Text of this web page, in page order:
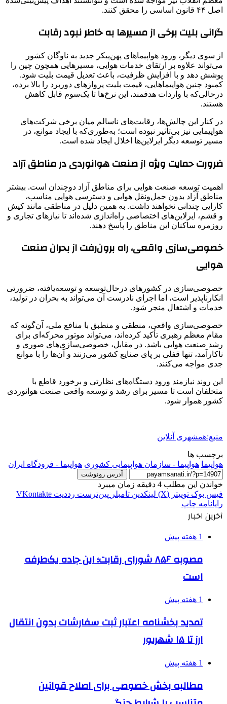
اصل ۴۴ قانون اساسی را محقق کنند.
گرانی بلیت برخی از مسیرها به خاطر نبود رقابت
از سوی دیگر، ورود هواپیماهای پهن‌پیکر جدید به ناوگان کشور
می‌تواند علاوه بر ارتقای خدمات هوایی، مسیرهایی همچون چین را
پوشش دهد و با افزایش ظرفیت، باعث تعدیل قیمت بلیت شود.
کمبود چنین هواپیماهایی، قیمت بلیت پروازهای دوربرد را بالا برده،
درحالی‌که با واردات هدفمند، این نرخ‌ها تا یک‌سوم قابل کاهش
هستند.
در کنار این چالش‌ها، رقابت‌های ناسالم میان برخی شرکت‌های
هواپیمایی نیز بی‌تأثیر نبوده است؛ به‌طوری‌که با ایجاد موانع، در
مسیر توسعه دیگر ایرلاین‌ها اخلال ایجاد شده است.
ضرورت حمایت ویژه از صنعت هوانوردی در مناطق آزاد
اهمیت توسعه صنعت هوایی برای مناطق آزاد دوچندان است. بیشتر
مناطق آزاد بدون حمل‌ونقل هوایی و دسترسی هوایی مناسب،
کارایی چندانی نخواهند داشت. به همین دلیل در مناطقی مانند کیش
و قشم، ایرلاین‌های اختصاصی راه‌اندازی شده‌اند تا نیازهای تجاری و
روزمره ساکنان این مناطق را پاسخ دهند.
خصوصی‌سازی واقعی، راه برون‌رفت از بحران صنعت
هوایی
خصوصی‌سازی در کشورهای درحال‌توسعه و توسعه‌یافته، ضرورتی
انکارناپذیر است، اما اجرای نادرست آن می‌تواند به بحران در تولید،
خدمات و اشتغال منجر شود.
خصوصی‌سازی واقعی، منطقی و منطبق با منافع ملی، آن‌گونه که
مقام معظم رهبری تأکید کرده‌اند، می‌تواند موتور محرکه‌ای برای
رشد صنعت هوایی باشد. در مقابل، خصوصی‌سازی‌های صوری و
ناکارآمد، تنها قفلی بر پای صنایع کشور می‌زنند و آن‌ها را با موانع
جدی مواجه می‌کنند.
این روند نیازمند ورود دستگاه‌های نظارتی و برخورد قاطع با
متخلفان است تا مسیر برای رشد و توسعه واقعی صنعت هوانوردی
کشور هموار شود.
منبع:همشهری آنلاین
برچسب ها
هواپیما هواپیما - سازمان هواپیمایی کشوری هواپیما - فرودگاه ایران
آدرس رونوشت
خواندن این مطلب 4 دقیقه زمان میبرد
فیس بوک توییتر (X) لینکدین ‫تامبلر ‫پین‌ترست ‫رددیت ‫VKontakte
رایانامه چاپ
آخرین اخبار
1 هفته پیش
مصوبه ۸۵۶ شورای رقابت؛ این جاده یک‌طرفه
است
1 هفته پیش
تمدید بخشنامه اعتبار ثبت سفارشات بدون انتقال
ارز تا ۱۵ شهریور
1 هفته پیش
مطالبه بخش خصوصی برای اصلاح قوانین